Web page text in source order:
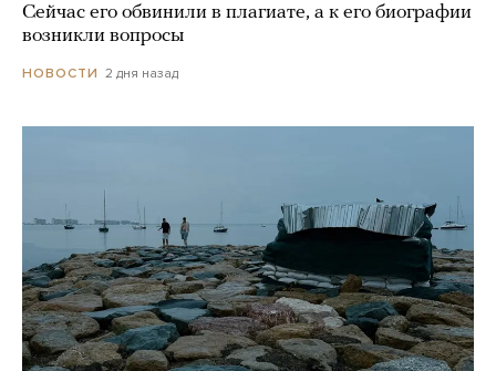
Сейчас его обвинили в плагиате, а к его биографии
возникли вопросы
НОВОСТИ 2 дня назад